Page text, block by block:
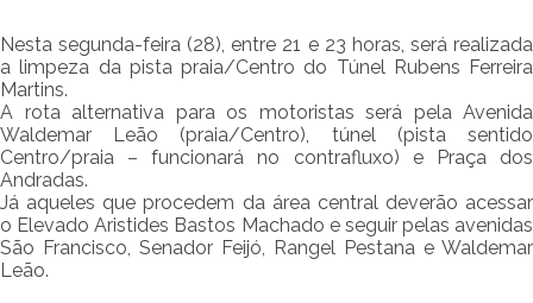
Nesta segunda-feira (28), entre 21 e 23 horas, será realizada
a limpeza da pista praia/Centro do Túnel Rubens Ferreira
Martins.
A rota alternativa para os motoristas será pela Avenida
Waldemar Leão (praia/Centro), túnel (pista sentido
Centro/praia – funcionará no contrafluxo) e Praça dos
Andradas.
Já aqueles que procedem da área central deverão acessar
o Elevado Aristides Bastos Machado e seguir pelas avenidas
São Francisco, Senador Feijó, Rangel Pestana e Waldemar
Leão.